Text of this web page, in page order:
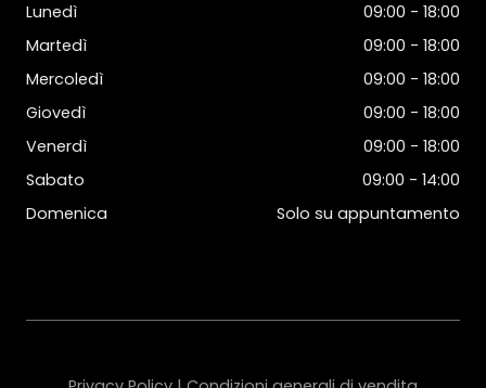
Lunedì
09:00 - 18:00
Martedì
09:00 - 18:00
Mercoledì
09:00 - 18:00
Giovedì
09:00 - 18:00
Venerdì
09:00 - 18:00
Sabato
09:00 - 14:00
Domenica
Solo su appuntamento